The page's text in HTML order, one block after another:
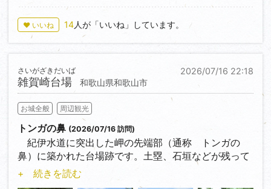
後に亡くなったと伝えられています。島津の退き口に
おける激戦地です。島津豊久はここで討死したとも、
重傷を負いながらもさらに先へ進んで白拍子谷で息を
引き取ったとも伝えられています。
薩摩ベンチが置いてありました。令和２年に復元さ
れた鹿児島城鶴丸城の御桜門の部材に使用するため上
石津町のケヤキを寄付したお礼にいただいたもので
す。江戸時代、木曽三川の宝暦治水工事で薩摩藩の人
たちに多くの犠牲者がでました。しかし、そのおかげ
で洪水は少なくなり、その感謝を兼ねて岐阜県と鹿児
島県は姉妹県盟約が昭和２６年７月２７日に結ばれて
♥ いいね 14人が「いいね」しています。
2026/07/16 22:18
雑賀崎台場
さいがざきだいば
和歌山県和歌山市
お城全般 周辺観光
トンガの鼻 (2026/07/16 訪問)
紀伊水道に突出した岬の先端部（通称 トンガの
鼻）に築かれた台場跡です。土塁、石垣などが残って
います。
近くにある元番所台場跡である番所庭園へも行きまし
+ 続きを読む